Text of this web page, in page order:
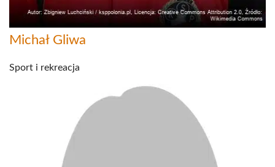
Michał Gliwa
Sport i rekreacja